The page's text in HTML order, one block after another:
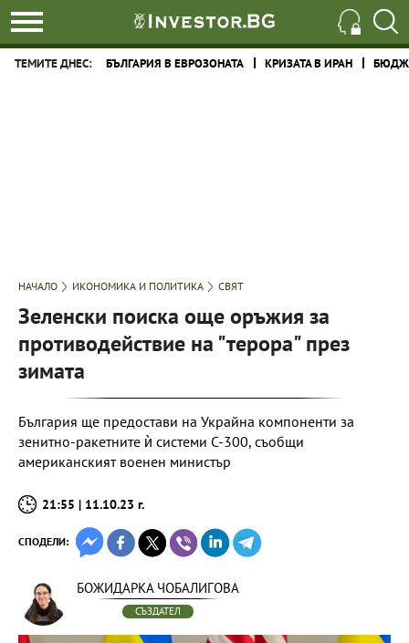
ТЕМИТЕ ДНЕС: БЪЛГАРИЯ В ЕВРОЗОНАТА КРИЗАТА В ИРАН
НАЧАЛО ИКОНОМИКА И ПОЛИТИКА СВЯТ
Зеленски поиска още оръжия за
противодействие на "терора" през
зимата
България ще предостави на Украйна компоненти за
зенитно-ракетните ѝ системи С-300, съобщи
американският военен министър
21:55 | 11.10.23 г.
СПОДЕЛИ:
БОЖИДАРКА ЧОБАЛИГОВА
СЪЗДАТЕЛ